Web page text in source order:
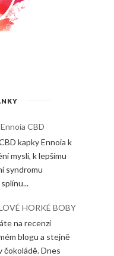
CBD
kapky Ennoia k
mysli, k lepšímu
syndromu
HORKÉ BOBY
na recenzi
blogu a stejně
čokoládě. Dnes